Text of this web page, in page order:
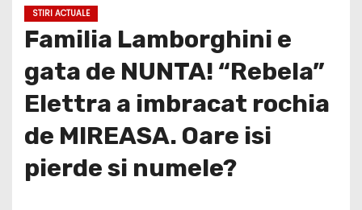
STIRI ACTUALE
Familia Lamborghini e
gata de NUNTA! “Rebela”
Elettra a imbracat rochia
de MIREASA. Oare isi
pierde si numele?